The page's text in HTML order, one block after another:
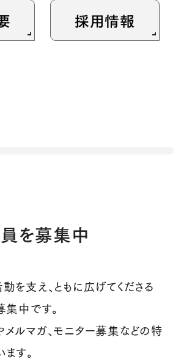
採用情報
を募集中
支え、ともに広げてくださる
中です。
ルマガ、モニター募集などの特
す。